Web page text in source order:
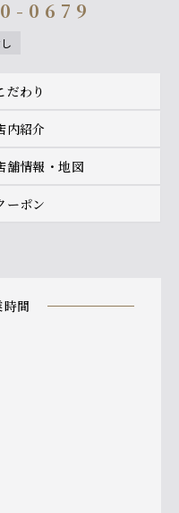
0679
なし
こだわり
店内紹介
店舗情報・地図
クーポン
時間